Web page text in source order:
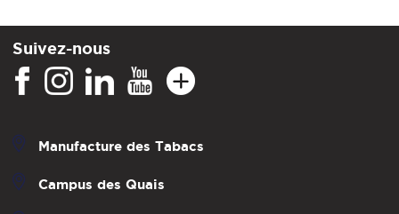
Suivez-nous
Manufacture des Tabacs
Campus des Quais